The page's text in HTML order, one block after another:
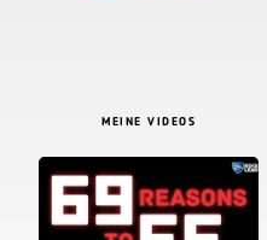
MEINE VIDEOS